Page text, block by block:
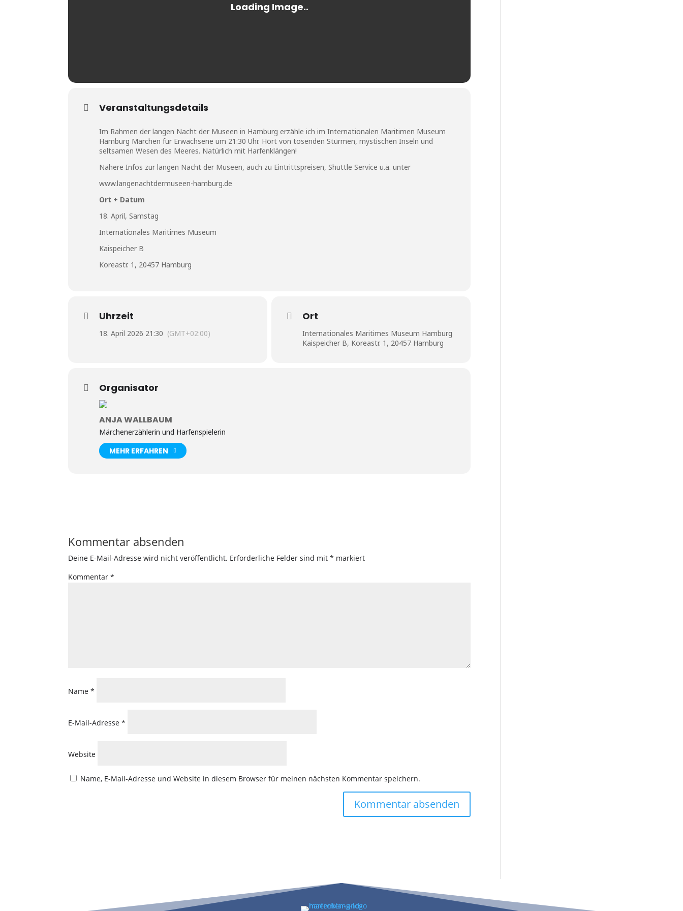
Veranstaltungsdetails
Im Rahmen der langen Nacht der Museen in Hamburg erzähle ich im Internationalen Maritimen Museum
Hamburg Märchen für Erwachsene um 21:30 Uhr. Hört von tosenden Stürmen, mystischen Inseln und
seltsamen Wesen des Meeres. Natürlich mit Harfenklängen!
Nähere Infos zur langen Nacht der Museen, auch zu Eintrittspreisen, Shuttle Service u.ä. unter
www.langenachtdermuseen-hamburg.de
Ort + Datum
18. April, Samstag
Internationales Maritimes Museum
Kaispeicher B
Koreastr. 1, 20457 Hamburg
Uhrzeit
18. April 2026 21:30 (GMT+02:00)
Ort
Internationales Maritimes Museum Hamburg
Kaispeicher B, Koreastr. 1, 20457 Hamburg
Organisator
ANJA WALLBAUM
Märchenerzählerin und Harfenspielerin
MEHR ERFAHREN
Kommentar absenden
Deine E-Mail-Adresse wird nicht veröffentlicht. Erforderliche Felder sind mit* markiert
Kommentar*
Name*
E-Mail-Adresse*
Website
Name, E-Mail-Adresse und Website in diesem Browser für meinen nächsten Kommentar speichern.